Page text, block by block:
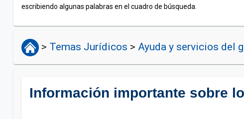
escribiendo algunas palabras en el cuadro de búsqueda.
> Temas Jurídicos > Ayuda y servicios del
Información importante sobre